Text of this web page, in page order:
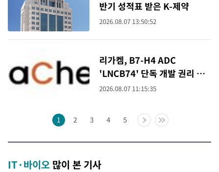
반기 성적표 받은 K-제약
2026.08.07 13:50:52
리가켐, B7-H4 ADC
'LNCB74' 단독 개발 권리 확
보
2026.08.07 11:15:35
1 2 3 4 5
IT·바이오 많이 본 기사